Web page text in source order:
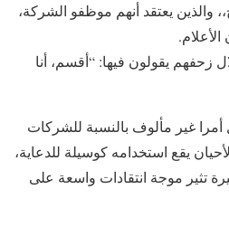
يعتقد أنهم موظفو الشركة،
زحفهم يقولون فيها: “أقسم، أنا
أمرا غير مألوف بالنسبة للشركات
يقع استخدامه كوسيلة للدعاية،
تثير موجة انتقادات واسعة على